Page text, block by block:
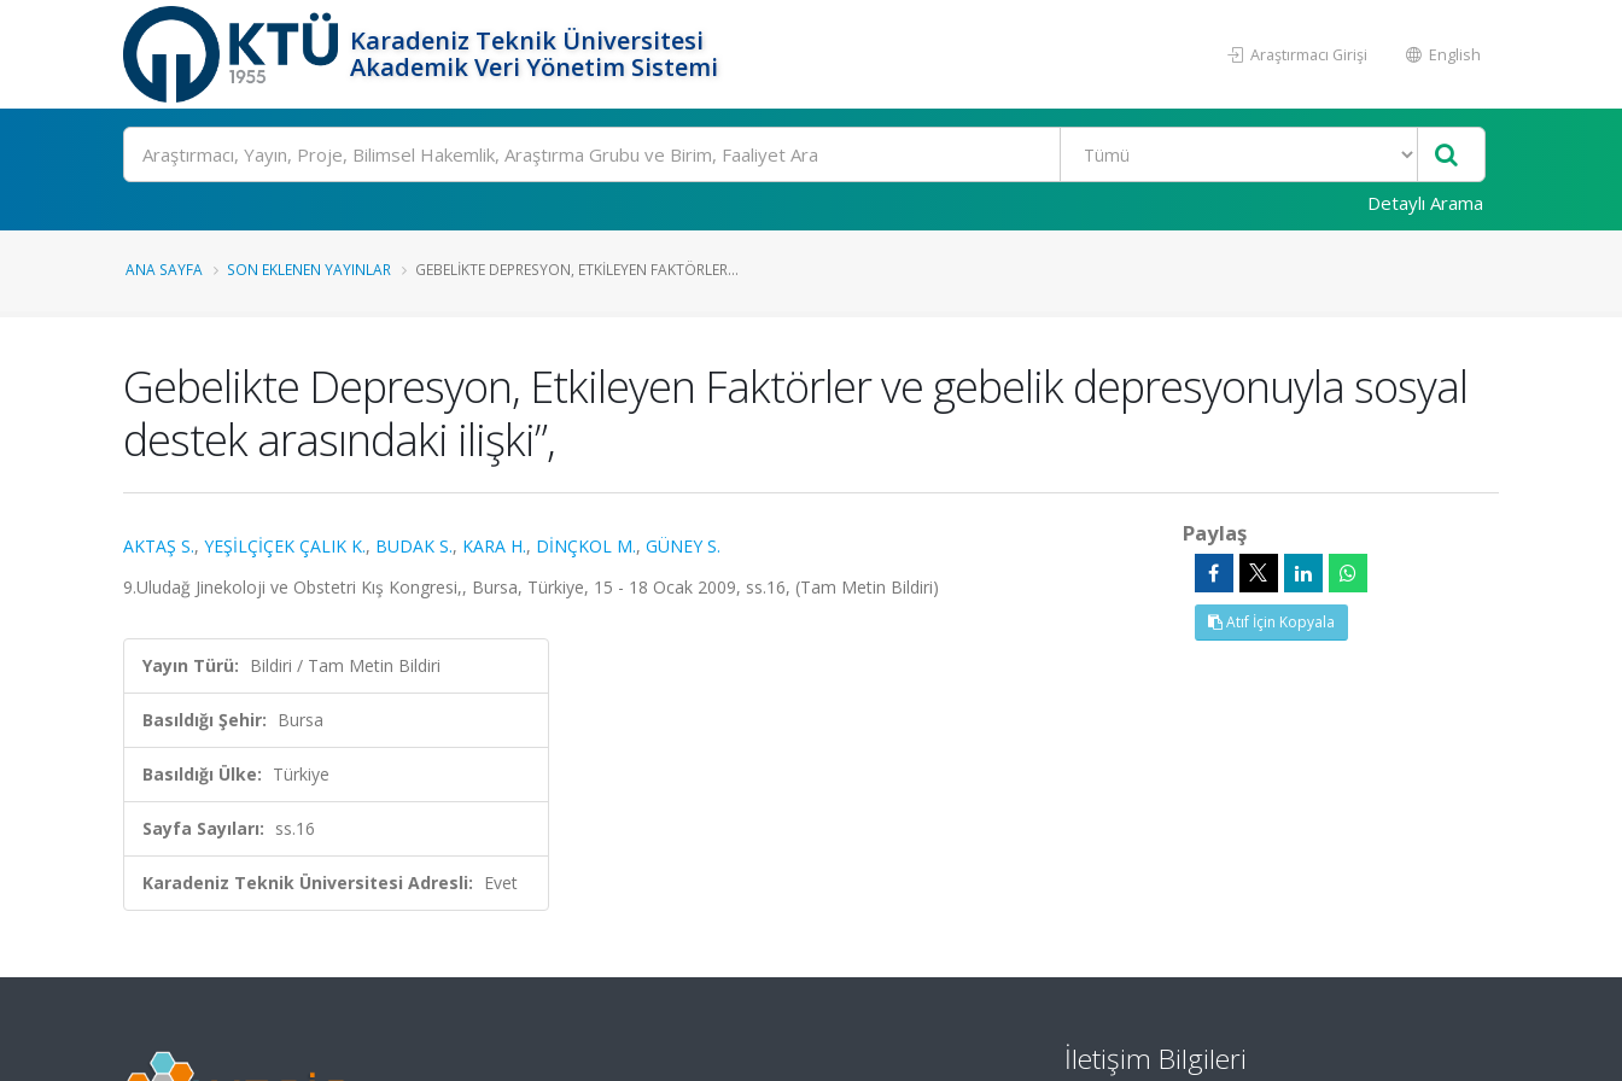
Karadeniz Teknik Üniversitesi
Akademik Veri Yönetim Sistemi
Araştırmacı Girişi English
Ara
Detaylı Arama
ANA SAYFA SON EKLENEN YAYINLAR GEBELIKTE DEPRESYON, ETKILEYEN FAKTÖRLER...
Gebelikte Depresyon, Etkileyen Faktörler ve gebelik depresyonuyla sosyal
destek arasındaki ilişki”,
AKTAŞ S., YEŞİLÇİÇEK ÇALIK K., BUDAK S., KARA H., DİNÇKOL M., GÜNEY S.
9.Uludağ Jinekoloji ve Obstetri Kış Kongresi,, Bursa, Türkiye, 15 - 18 Ocak 2009, ss.16, (Tam Metin Bildiri)
Yayın Türü: Bildiri / Tam Metin Bildiri
Basıldığı Şehir: Bursa
Basıldığı Ülke: Türkiye
Sayfa Sayıları: ss.16
Karadeniz Teknik Üniversitesi Adresli: Evet
Paylaş
Atıf İçin Kopyala
İletişim Bilgileri